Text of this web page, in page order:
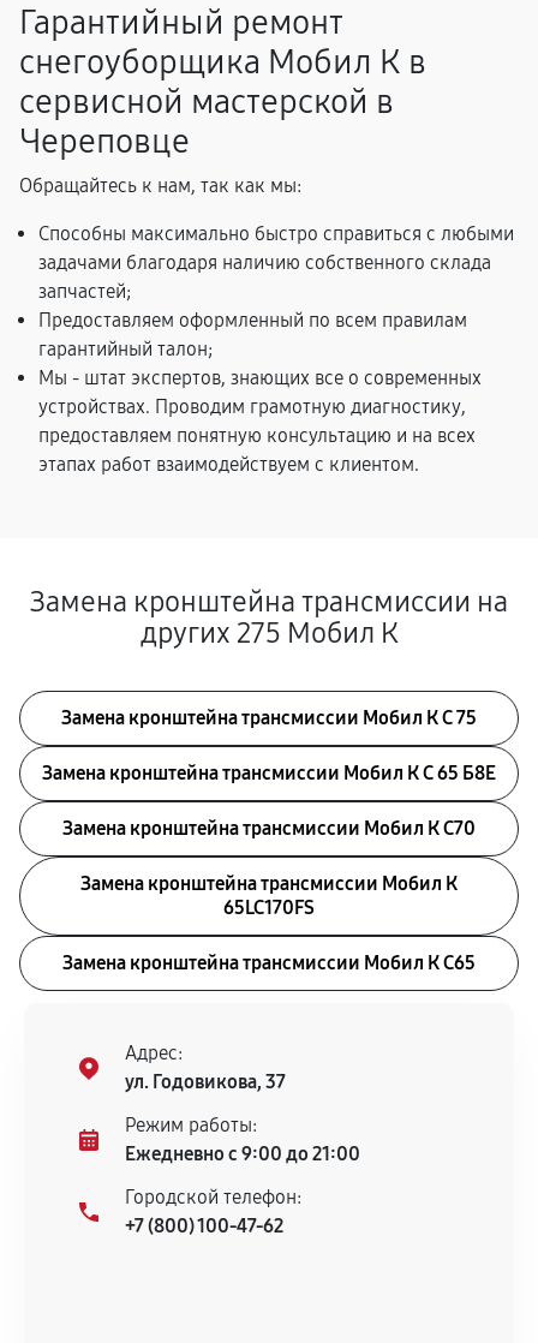
Гарантийный ремонт
снегоуборщика Мобил К в
сервисной мастерской в
Череповце
Обращайтесь к нам, так как мы:
Способны максимально быстро справиться с любыми
задачами благодаря наличию собственного склада
запчастей;
Предоставляем оформленный по всем правилам
гарантийный талон;
Мы - штат экспертов, знающих все о современных
устройствах. Проводим грамотную диагностику,
предоставляем понятную консультацию и на всех
этапах работ взаимодействуем с клиентом.
Замена кронштейна трансмиссии на
других 275 Мобил К
Замена кронштейна трансмиссии Мобил К С 75
Замена кронштейна трансмиссии Мобил К С 65 Б8Е
Замена кронштейна трансмиссии Мобил К С70
Замена кронштейна трансмиссии Мобил К
65LC170FS
Замена кронштейна трансмиссии Мобил К С65
Адрес:
ул. Годовикова, 37
Режим работы:
Ежедневно с 9:00 до 21:00
Городской телефон:
+7 (800) 100-47-62